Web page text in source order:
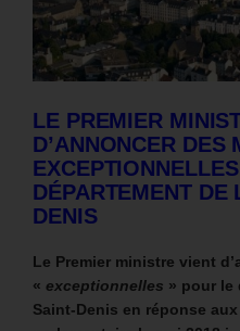
LE PREMIER
D’ANNONCER DES
DÉPARTEMENT DE
DENIS
Le Premier ministre vient
« exceptionnelles » pour le
Saint-Denis en réponse